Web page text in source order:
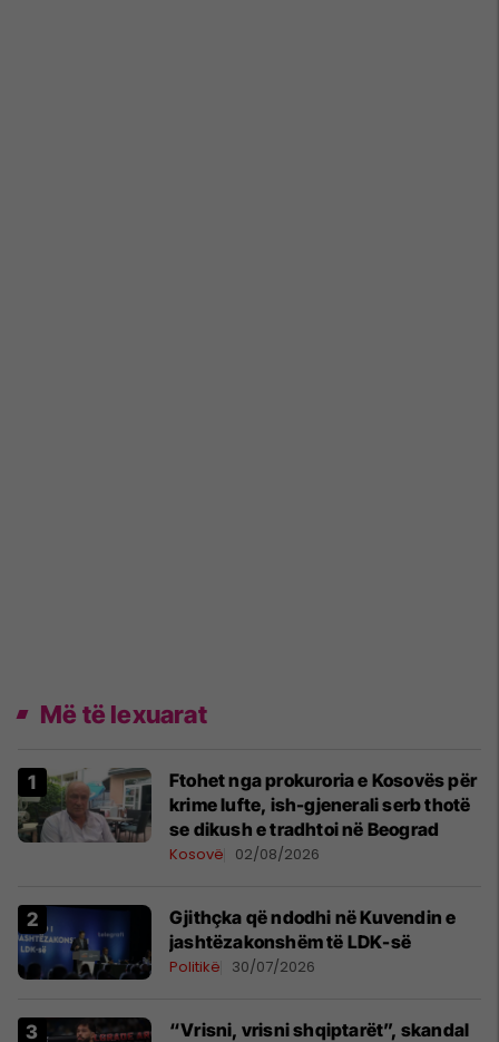
Më të lexuarat
Ftohet nga prokuroria e Kosovës për
krime lufte, ish-gjenerali serb thotë
se dikush e tradhtoi në Beograd
Kosovë 02/08/2026
Gjithçka që ndodhi në Kuvendin e
jashtëzakonshëm të LDK-së
Politikë 30/07/2026
“Vrisni, vrisni shqiptarët”, skandal